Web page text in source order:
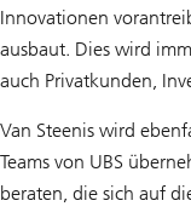
Innovationen
ausbaut. Dies wird
auch Privatkunden,
Van Steenis wird
Teams von UBS
beraten, die sich auf